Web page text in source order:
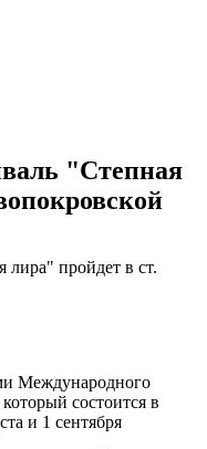
"Степная
пройдет в ст.
Международного
который состоится в
и 1 сентября